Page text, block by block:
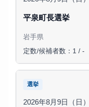
平泉町長選挙
岩手県
定数/候補者数：1 / -
選挙
2026年8月9日（日）